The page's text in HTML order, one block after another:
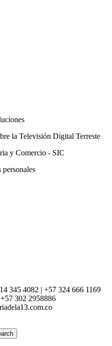
la Televisión Digital Terreste
y Comercio - SIC
345 4082 | +57 324 666 1169
302 2958886